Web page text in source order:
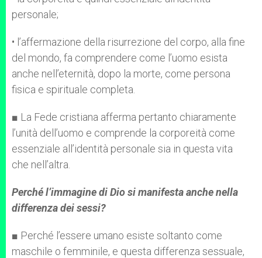
personale;
• l’affermazione della risurrezione del corpo, alla fine
del mondo, fa comprendere come l’uomo esista
anche nell’eternità, dopo la morte, come persona
fisica e spirituale completa.
■ La Fede cristiana afferma pertanto chiaramente
l’unità dell’uomo e comprende la corporeità come
essenziale all’identità personale sia in questa vita
che nell’altra.
Perché l’immagine di Dio si manifesta anche nella
differenza dei sessi?
■ Perché l’essere umano esiste soltanto come
maschile o femminile, e questa differenza sessuale,